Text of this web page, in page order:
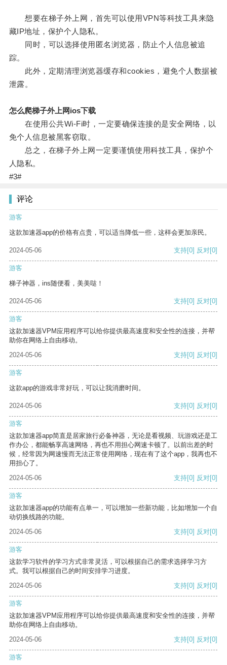
想要在梯子外上网，首先可以使用VPN等科技工具来隐
藏IP地址，保护个人隐私。
同时，可以选择使用匿名浏览器，防止个人信息被追
踪。
此外，定期清理浏览器缓存和cookies，避免个人数据被
泄露。
怎么爬梯子外上网ios下载
在使用公共Wi-Fi时，一定要确保连接的是安全网络，以
免个人信息被黑客窃取。
总之，在梯子外上网一定要谨慎使用科技工具，保护个
人隐私。
#3#
评论
游客
这款加速器app的价格有点贵，可以适当降低一些，这样会更加亲民。
2024-05-06 支持[0] 反对[0]
游客
梯子神器，ins随便看，美美哒！
2024-05-06 支持[0] 反对[0]
游客
这款加速器VPM应用程序可以给你提供最高速度和安全性的连接，并帮
助你在网络上自由移动。
2024-05-06
支持[0] 反对[0]
游客
这款app的游戏非常好玩，可以让我消磨时间。
2024-05-06 支持[0] 反对[0]
游客
这款加速器app简直是居家旅行必备神器，无论是看视频、玩游戏还是工
作办公，都能畅享高速网络，再也不用担心网速卡顿了。以前出差的时
候，经常因为网速慢而无法正常使用网络，现在有了这个app，我再也不
用担心了。
2024-05-06
支持[0] 反对[0]
游客
这款加速器app的功能有点单一，可以增加一些新功能，比如增加一个自
动切换线路的功能。
2024-05-06
支持[0] 反对[0]
游客
这款学习软件的学习方式非常灵活，可以根据自己的需求选择学习方
式。我可以根据自己的时间安排学习进度。
2024-05-06
支持[0] 反对[0]
游客
这款加速器VPM应用程序可以给你提供最高速度和安全性的连接，并帮
助你在网络上自由移动。
2024-05-06
支持[0] 反对[0]
游客